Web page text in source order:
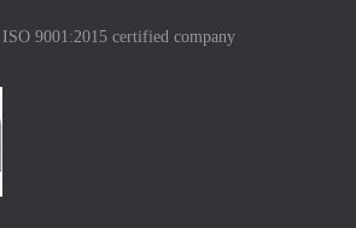
9001:2015 certified company